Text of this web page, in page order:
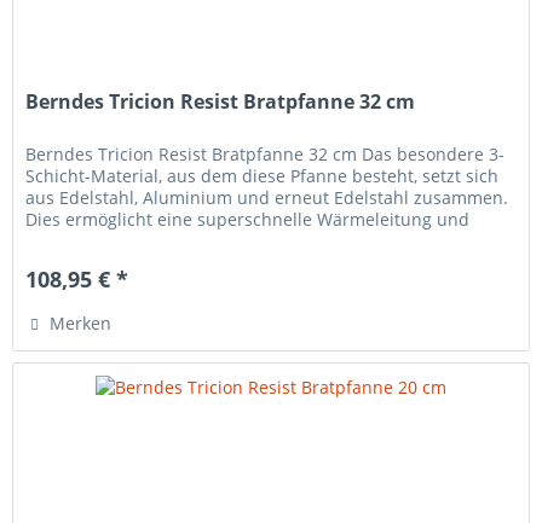
Berndes Tricion Resist Bratpfanne 32 cm
Berndes Tricion Resist Bratpfanne 32 cm Das besondere 3-
Schicht-Material, aus dem diese Pfanne besteht, setzt sich
aus Edelstahl, Aluminium und erneut Edelstahl zusammen.
Dies ermöglicht eine superschnelle Wärmeleitung und
108,95 € *
Merken